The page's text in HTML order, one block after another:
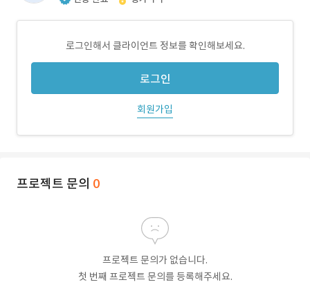
로그인해서 클라이언트 정보를 확인해보세요.
로그인
회원가입
프로젝트 문의 0
프로젝트 문의가 없습니다.
첫 번째 프로젝트 문의를 등록해주세요.